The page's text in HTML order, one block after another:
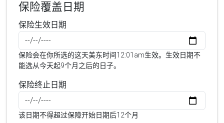
保险覆盖日期
保险生效日期
保险会在你所选的这天美东时间12:01am生效。生效日期不
能选从今天起9个月之后的日子。
保险终止日期
该日期不得超过保障开始日期后12个月